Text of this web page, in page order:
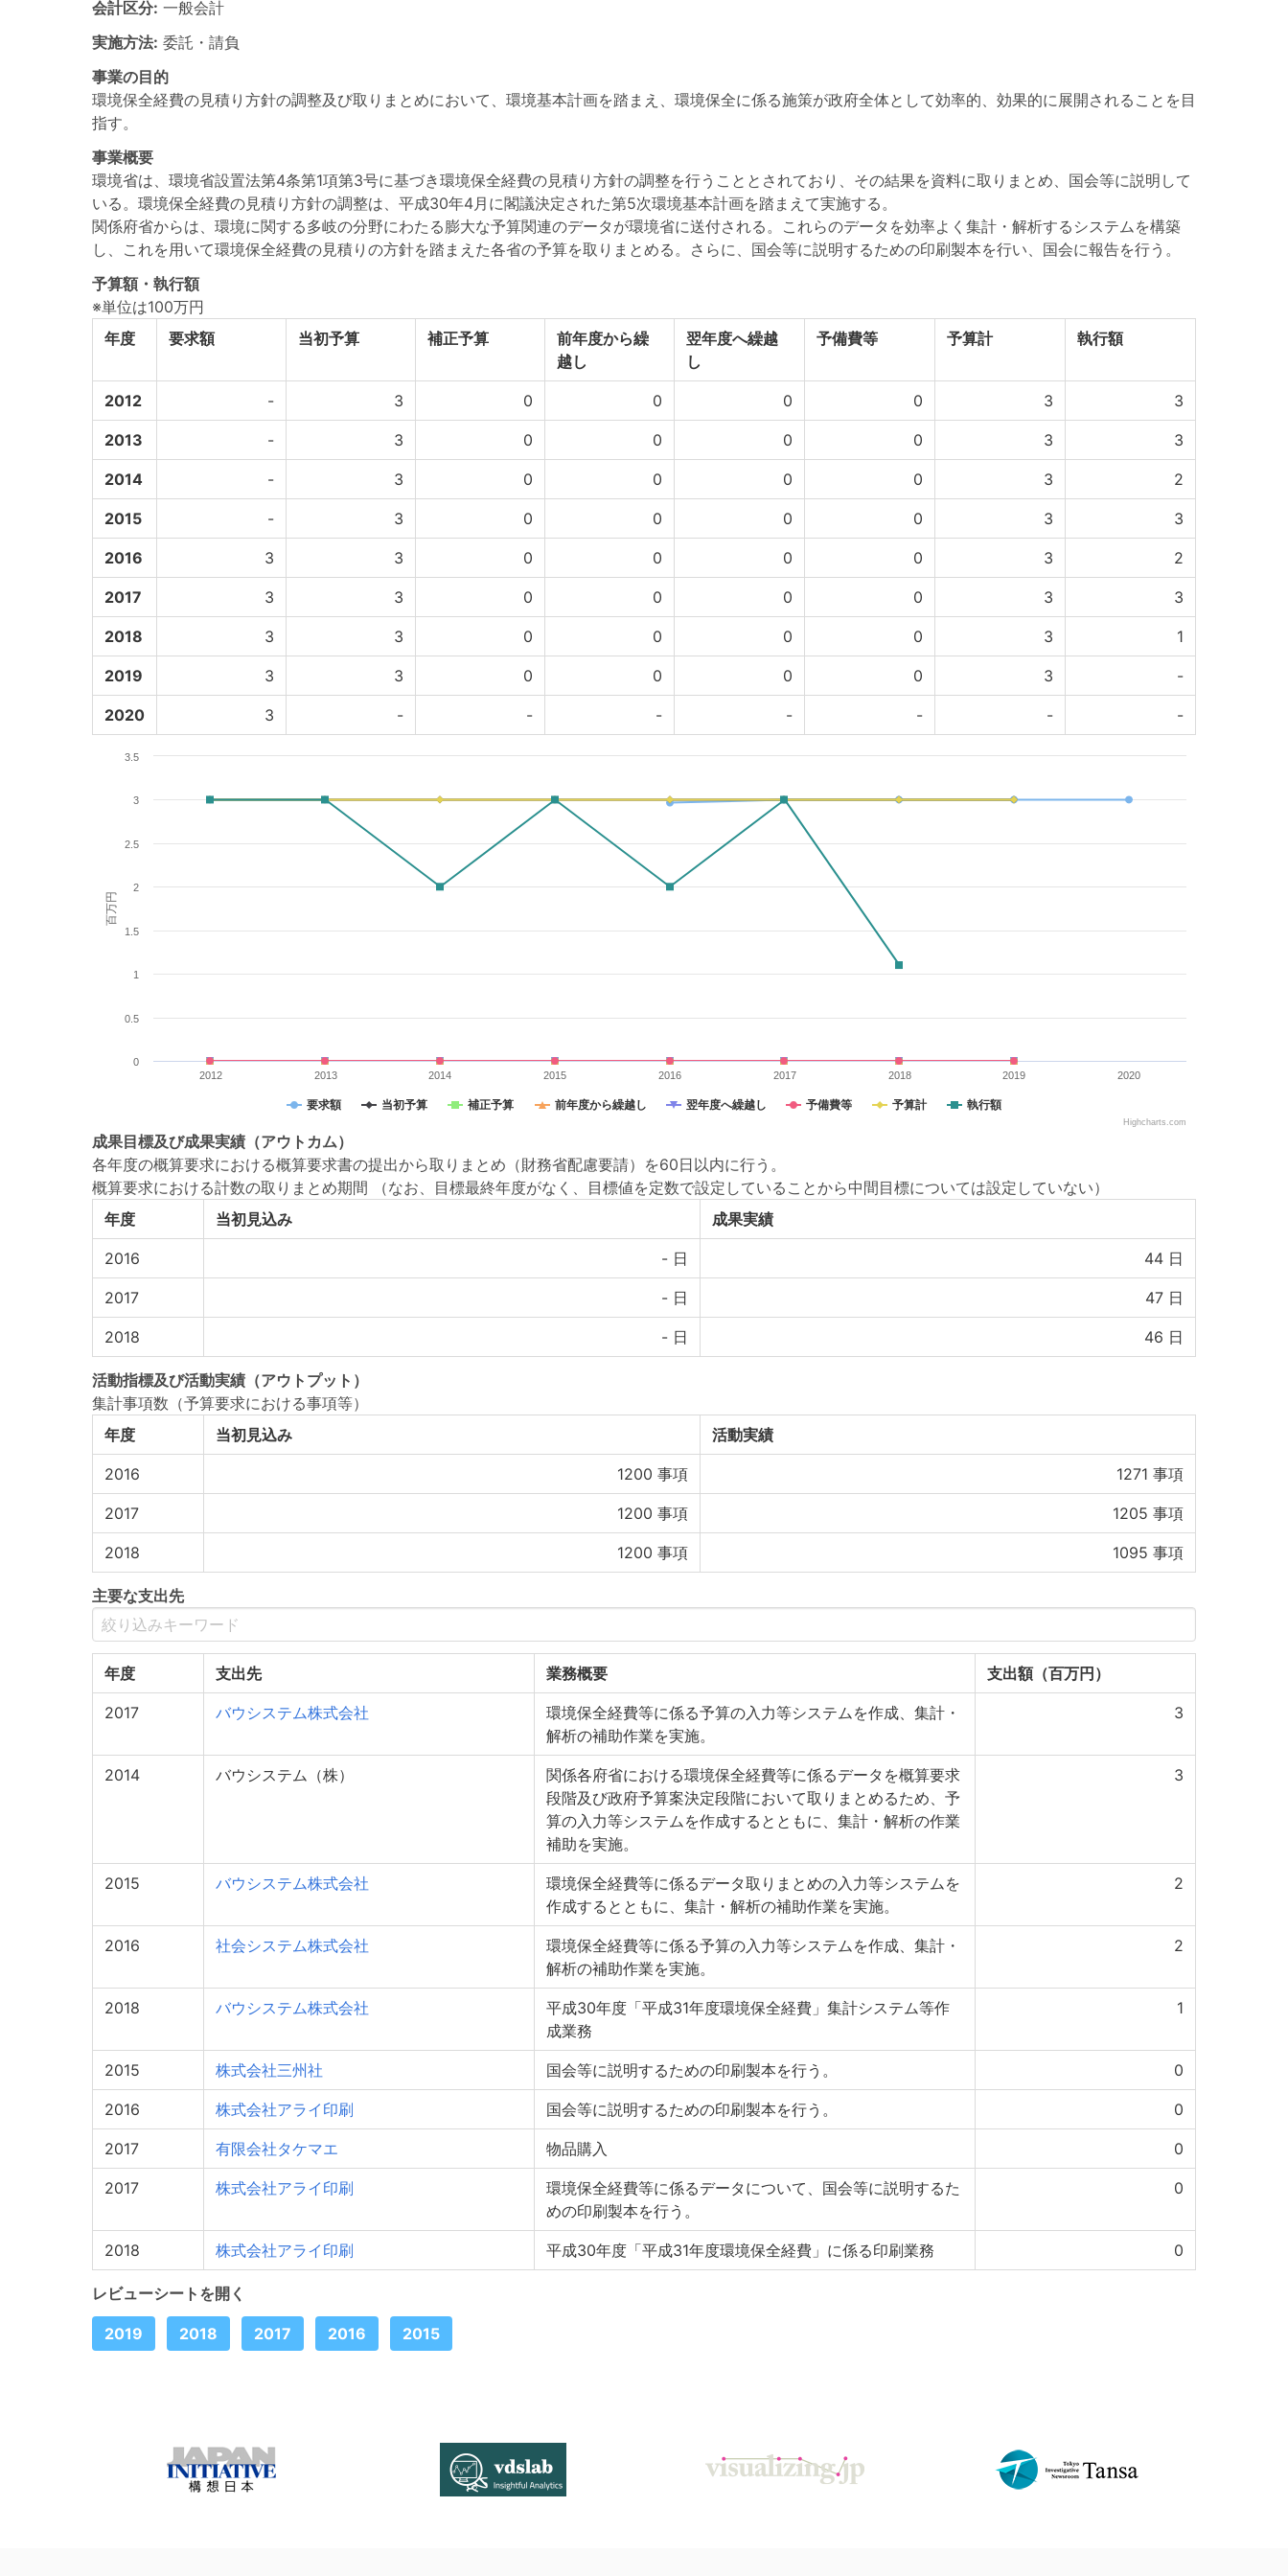
会計区分: 一般会計
実施方法: 委託・請負
事業の目的
環境保全経費の見積り方針の調整及び取りまとめにおいて、環境基本計画を踏まえ、環境保全に係る施策が政府全体として効率的、効果的に展開されることを目
指す。
事業概要
環境省は、環境省設置法第4条第1項第3号に基づき環境保全経費の見積り方針の調整を行うこととされており、その結果を資料に取りまとめ、国会等に説明して
いる。環境保全経費の見積り方針の調整は、平成30年4月に閣議決定された第5次環境基本計画を踏まえて実施する。
関係府省からは、環境に関する多岐の分野にわたる膨大な予算関連のデータが環境省に送付される。これらのデータを効率よく集計・解析するシステムを構築
し、これを用いて環境保全経費の見積りの方針を踏まえた各省の予算を取りまとめる。さらに、国会等に説明するための印刷製本を行い、国会に報告を行う。
予算額・執行額
※単位は100万円
年度
要求額 当初予算 補正予算
前年度から繰
越し
翌年度へ繰越
し
予備費等 予算計 執行額
2012 - 3 0 0 0 0 3 3
2013 - 3 0 0 0 0 3 3
2014 - 3 0 0 0 0 3 2
2015 - 3 0 0 0 0 3 3
2016 3 3 0 0 0 0 3 2
2017 3 3 0 0 0 0 3 3
2018 3 3 0 0 0 0 3 1
2019 3 3 0 0 0 0 3 -
2020 3 - - - - - - -
百万円
要求額 当初予算 補正予算 前年度から繰越し 翌年度へ繰越し 予備費等 予算計 執行額
2012 2013 2014 2015 2016 2017 2018 2019 2020
0
0.5
1
1.5
2
2.5
3
3.5
Highcharts.com
成果目標及び成果実績 （アウトカム）
各年度の概算要求における概算要求書の提出から取りまとめ（財務省配慮要請）を60日以内に行う。
概算要求における計数の取りまとめ期間 （なお、目標最終年度がなく、目標値を定数で設定していることから中間目標については設定していない）
年度
当初見込み 成果実績
2016 - 日 44 日
2017 - 日 47 日
2018 - 日 46 日
活動指標及び活動実績 （アウトプット）
集計事項数（予算要求における事項等）
年度
当初見込み 活動実績
2016 1200 事項 1271 事項
2017 1200 事項 1205 事項
2018 1200 事項 1095 事項
主要な支出先
年度 支出先 業務概要 支出額（百万円）
2017 バウシステム株式会社
環境保全経費等に係る予算の入力等システムを作成、集計・
解析の補助作業を実施。
3
2014 バウシステム（株）
関係各府省における環境保全経費等に係るデータを概算要求
段階及び政府予算案決定段階において取りまとめるため、予
算の入力等システムを作成するとともに、集計・解析の作業
補助を実施。
3
2015 バウシステム株式会社
環境保全経費等に係るデータ取りまとめの入力等システムを
作成するとともに、集計・解析の補助作業を実施。
2
2016 社会システム株式会社
環境保全経費等に係る予算の入力等システムを作成、集計・
解析の補助作業を実施。
2
2018 バウシステム株式会社
平成30年度「平成31年度環境保全経費」集計システム等作
成業務
1
2015 株式会社三州社 国会等に説明するための印刷製本を行う。 0
2016 株式会社アライ印刷 国会等に説明するための印刷製本を行う。 0
2017 有限会社タケマエ 物品購入 0
2017 株式会社アライ印刷
環境保全経費等に係るデータについて、国会等に説明するた
めの印刷製本を行う。
0
2018 株式会社アライ印刷 平成30年度「平成31年度環境保全経費」に係る印刷業務 0
レビューシートを開く
2019 2018 2017 2016 2015